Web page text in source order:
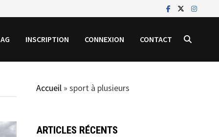
INSCRIPTION CONNEXION CONTACT
Accueil» sport à plusieurs
ARTICLES RÉCENTS